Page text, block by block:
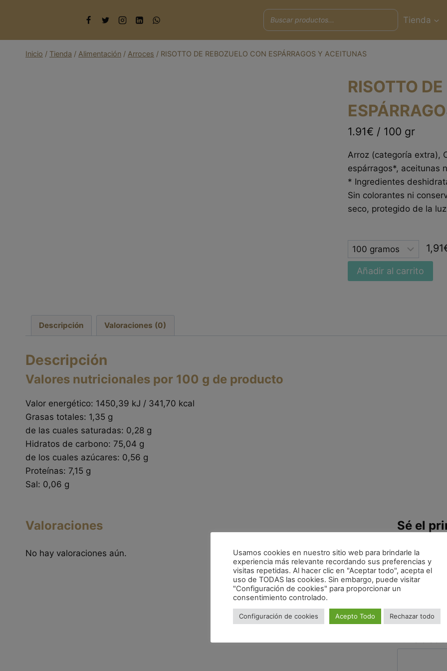
Tienda
Inicio / Tienda / Alimentación / Arroces / RISOTTO DE REBOZUELO CON ESPÁRRAGOS Y ACEITUNAS
RISOTTO
1.91€ / 100 gr
Arroz (categoría extra),
espárragos*, aceitunas
* Ingredientes
Sin colorantes ni
seco, protegido de la
Selected
option
1,91
Añadir al carrito
Descripción Valoraciones (0)
Descripción
Valores nutricionales por 100 g de producto
Valor energético: 1450,39 kJ / 341,70 kcal
Grasas totales: 1,35 g
de las cuales saturadas: 0,28 g
Hidratos de carbono: 75,04 g
de los cuales azúcares: 0,56 g
Proteínas: 7,15 g
Sal: 0,06 g
Valoraciones
No hay valoraciones aún.
Sé el
Tu dirección
obligatorios
Tu
Usamos cookies en nuestro sitio web para brindarle la
experiencia más relevante recordando sus preferencias y
visitas repetidas. Al hacer clic en "Aceptar todo", acepta el
uso de TODAS las cookies. Sin embargo, puede visitar
"Configuración de cookies" para proporcionar un
consentimiento controlado.
Configuración de cookies Acepto Todo Rechazar todo